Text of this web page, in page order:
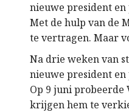
nieuwe president
Met de hulp van de
te vertragen. Maar
Na drie weken van
nieuwe president
Op 9 juni probeerde
krijgen hem te